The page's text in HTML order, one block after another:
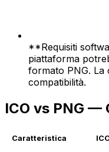
**Requisiti
piattaforma
formato PNG. La
compatibilità.
ICO vs PNG
Caratteristica